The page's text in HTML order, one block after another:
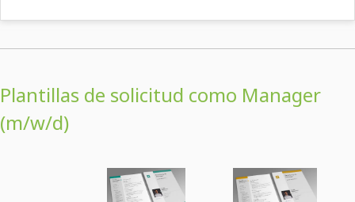
Plantillas de solicitud como Manager
(m/w/d)